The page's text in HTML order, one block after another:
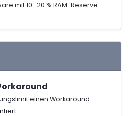
mit 10–20 % RAM-Reserve.
einen Workaround